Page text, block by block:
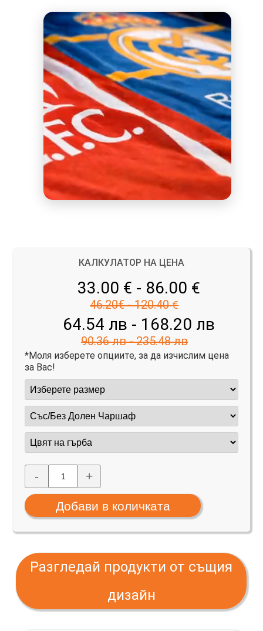
КАЛКУЛАТОР НА ЦЕНА
33.00 € - 86.00 €
46.20€ - 120.40 €
64.54 лв - 168.20 лв
90.36 лв - 235.48 лв
*Моля изберете опциите, за да изчислим цена
за Вас!
- +
Разгледай продукти от същия
дизайн